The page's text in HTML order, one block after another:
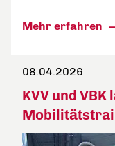
Mehr erfahren
08.04.2026
KVV und VBK